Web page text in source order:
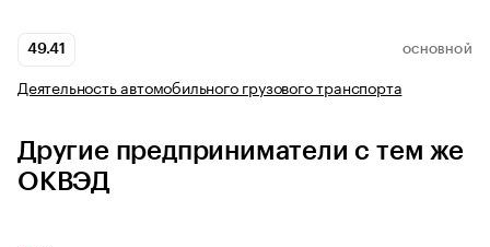
49.41 ОСНОВНОЙ
Деятельность автомобильного грузового транспорта
Другие предприниматели с тем же
ОКВЭД